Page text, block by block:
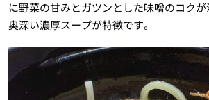
に野菜の甘みとガツンとした味噌のコク
奥深い濃厚スープが特徴です。